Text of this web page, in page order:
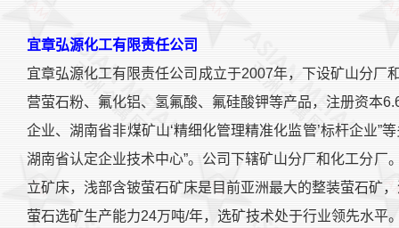
宜章弘源化工有限责任公司
宜章弘源化工有限责任公司成立于2007年，下设矿山分厂
营萤石粉、氟化铝、氢氟酸、氟硅酸钾等产品，注册资本
企业、湖南省非煤矿山‘精细化管理精准化监管’标杆企业”
湖南省认定企业技术中心”。公司下辖矿山分厂和化工分
立矿床，浅部含铍萤石矿床是目前亚洲最大的整装萤石矿
萤石选矿生产能力24万吨/年，选矿技术处于行业领先水平